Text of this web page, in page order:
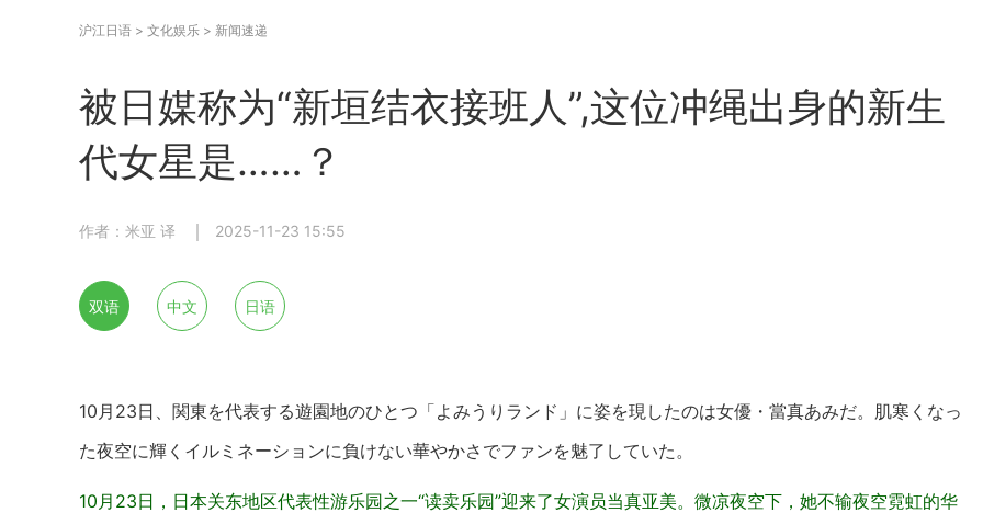
沪江日语 > 文化娱乐 > 新闻速递
被日媒称为“新垣结衣接班人”,这位冲绳出身的新生
代女星是……？
作者：米亚 译 2025-11-23 15:55
双语 中文 日语
10月23日、関東を代表する遊園地のひとつ「よみうりランド」に姿を現したのは女優・當真あみだ。肌寒くなっ
た夜空に輝くイルミネーションに負けない華やかさでファンを魅了していた。
10月23日，日本关东地区代表性游乐园之一“读卖乐园”迎来了女演员当真亚美。微凉夜空下，她不输夜空霓虹的华